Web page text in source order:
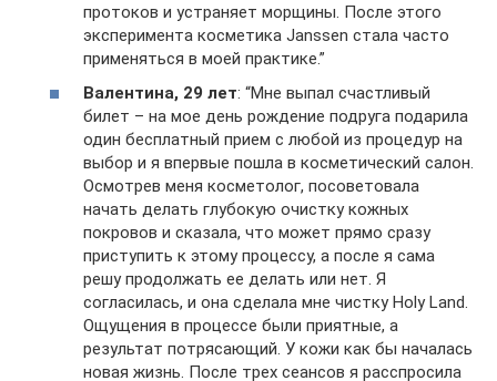
протоков и устраняет морщины. После этого
эксперимента косметика Janssen стала часто
применяться в моей практике.”
Валентина, 29 лет: “Мне выпал счастливый
билет – на мое день рождение подруга подарила
один бесплатный прием с любой из процедур на
выбор и я впервые пошла в косметический салон.
Осмотрев меня косметолог, посоветовала
начать делать глубокую очистку кожных
покровов и сказала, что может прямо сразу
приступить к этому процессу, а после я сама
решу продолжать ее делать или нет. Я
согласилась, и она сделала мне чистку Holy Land.
Ощущения в процессе были приятные, а
результат потрясающий. У кожи как бы началась
новая жизнь. После трех сеансов я расспросила